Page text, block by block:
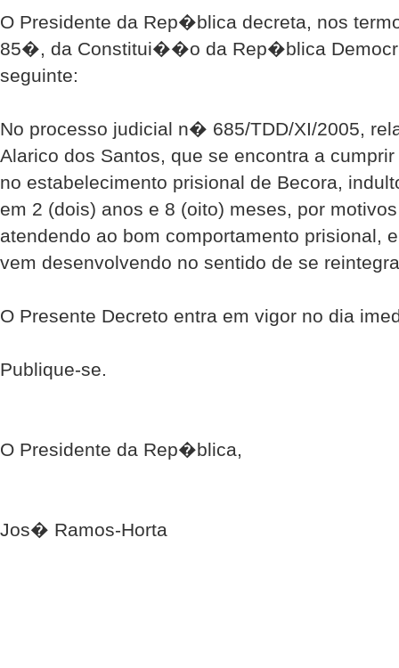
O Presidente da Rep�blica decreta, nos
85�, da Constitui��o da Rep�blica
seguinte:
No processo judicial n� 685/TDD/XI/2005,
Alarico dos Santos, que se encontra a
no estabelecimento prisional de Becora,
em 2 (dois) anos e 8 (oito) meses, por
atendendo ao bom comportamento
vem desenvolvendo no sentido de se
O Presente Decreto entra em vigor no dia
Publique-se.
O Presidente da Rep�blica,
Jos� Ramos-Horta